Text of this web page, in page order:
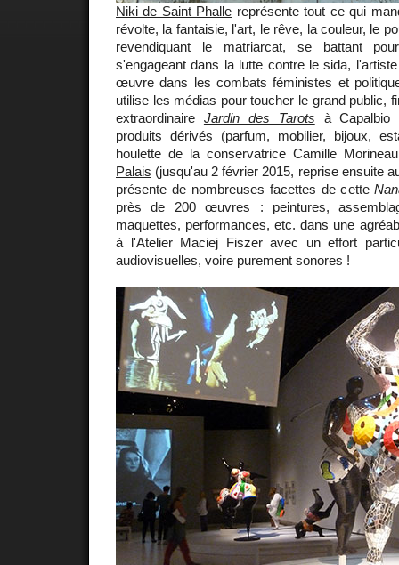
Niki de Saint Phalle représente tout ce qui
révolte, la fantaisie, l'art, le rêve, la couleur, le
revendiquant le matriarcat, se battant
s'engageant dans la lutte contre le sida,
œuvre dans les combats féministes et
utilise les médias pour toucher le grand public,
extraordinaire Jardin des Tarots à Capalbio
produits dérivés (parfum, mobilier, bijoux,
houlette de la conservatrice Camille
Palais (jusqu'au 2 février 2015, reprise ensuite
présente de nombreuses facettes de cette
près de 200 œuvres : peintures,
maquettes, performances, etc. dans une
à l'Atelier Maciej Fiszer avec un effort
audiovisuelles, voire purement sonores !